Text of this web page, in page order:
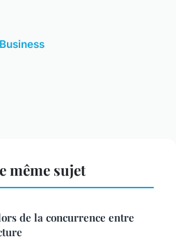
même sujet
de la concurrence entre